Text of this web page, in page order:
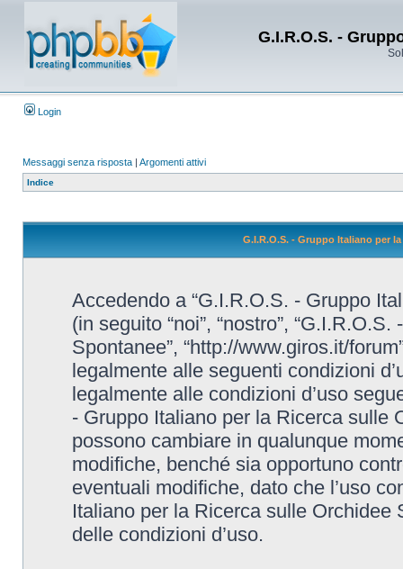
G.I.R.O.S. -
Login
Messaggi senza risposta | Argomenti attivi
Indice
G.I.R.O.S. - Gruppo Italiano per
Accedendo a “G.I.R.O.S. - Gruppo
(in seguito “noi”, “nostro”,
Spontanee”, “http://www.giros.it/
legalmente alle seguenti condizioni
legalmente alle condizioni d’uso
- Gruppo Italiano per la Ricerca sulle
possono cambiare in qualunque
modifiche, benché sia opportuno
eventuali modifiche, dato che l’uso
Italiano per la Ricerca sulle Orchidee
delle condizioni d’uso.